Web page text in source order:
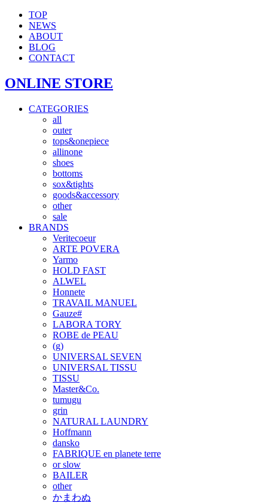
TOP
NEWS
ABOUT
BLOG
CONTACT
ONLINE STORE
CATEGORIES
all
outer
tops&onepiece
allinone
shoes
bottoms
sox&tights
goods&accessory
other
sale
BRANDS
Veritecoeur
ARTE POVERA
Yarmo
HOLD FAST
ALWEL
Honnete
TRAVAIL MANUEL
Gauze#
LABORA TORY
ROBE de PEAU
(g)
UNIVERSAL SEVEN
UNIVERSAL TISSU
TISSU
Master&Co.
tumugu
grin
NATURAL LAUNDRY
Hoffmann
dansko
FABRIQUE en planete terre
or slow
BAILER
other
かまわぬ